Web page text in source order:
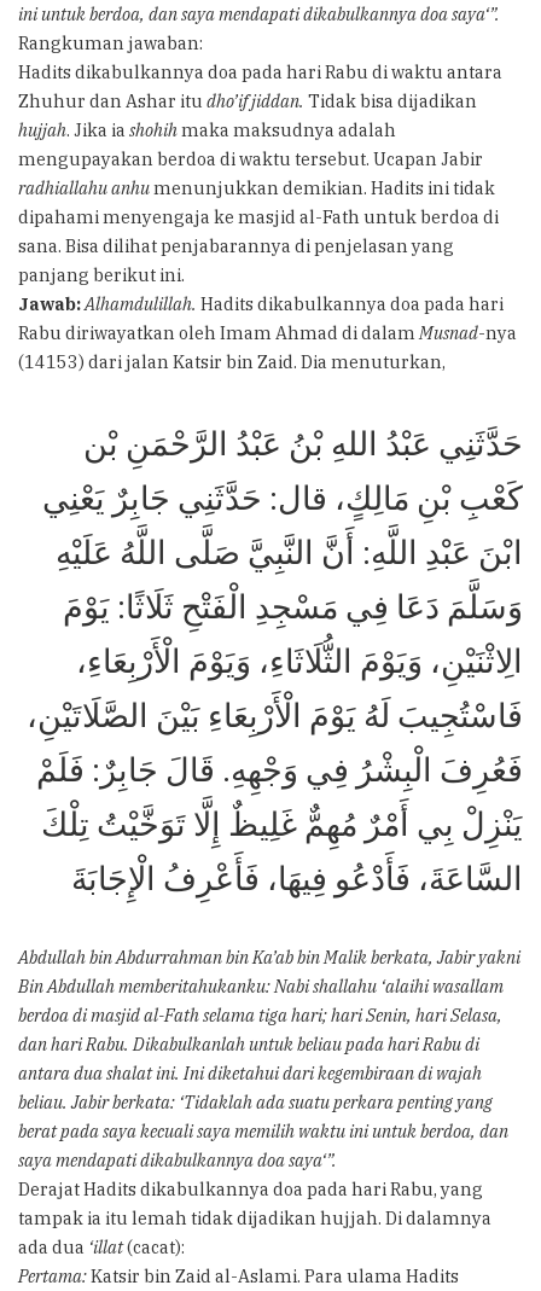
ini untuk berdoa, dan saya mendapati dikabulkannya doa saya‘”.
Rangkuman jawaban:
Hadits dikabulkannya doa pada hari Rabu di waktu antara
Zhuhur dan Ashar itu dho’if jiddan. Tidak bisa dijadikan
hujjah. Jika ia shohihmaka maksudnya adalah
mengupayakan berdoa di waktu tersebut. Ucapan Jabir
radhiallahu anhumenunjukkan demikian. Hadits ini tidak
dipahami menyengaja ke masjid al-Fath untuk berdoa di
sana. Bisa dilihat penjabarannya di penjelasan yang
panjang berikut ini.
Jawab:Alhamdulillah. Hadits dikabulkannya doa pada hari
Rabu diriwayatkan oleh Imam Ahmad di dalam Musnad-nya
(14153) dari jalan Katsir bin Zaid. Dia menuturkan,
حَدَّثَنِي عَبْدُ اللهِ بْنُ عَبْدُ الرَّحْمَنِ بْن
كَعْبِ بْنِ مَالِكٍ، قال: حَدَّثَنِي جَابِرٌ يَعْنِي
ابْنَ عَبْدِ اللَّهِ: أَنَّ النَّبِيَّ صَلَّى اللَّهُ عَلَيْهِ
وَسَلَّمَ دَعَا فِي مَسْجِدِ الْفَتْحِ ثَلَاثًا: يَوْمَ
الِاثْنَيْنِ، وَيَوْمَ الثُّلَاثَاءِ، وَيَوْمَ الْأَرْبِعَاءِ،
فَاسْتُجِيبَ لَهُ يَوْمَ الْأَرْبِعَاءِ بَيْنَ الصَّلَاتَيْنِ،
فَعُرِفَ الْبِشْرُ فِي وَجْهِهِ. قَالَ جَابِرٌ: فَلَمْ
يَنْزِلْ بِي أَمْرٌ مُهِمٌّ غَلِيظٌ إِلَّا تَوَخَّيْتُ تِلْكَ
السَّاعَةَ، فَأَدْعُو فِيهَا، فَأَعْرِفُ الْإِجَابَةَ
Abdullah bin Abdurrahman bin Ka’ab bin Malik berkata, Jabir yakni
Bin Abdullah memberitahukanku: Nabi shallahu ‘alaihi wasallam
berdoa di masjid al-Fath selama tiga hari; hari Senin, hari Selasa,
dan hari Rabu. Dikabulkanlah untuk beliau pada hari Rabu di
antara dua shalat ini. Ini diketahui dari kegembiraan di wajah
beliau. Jabir berkata: ‘Tidaklah ada suatu perkara penting yang
berat pada saya kecuali saya memilih waktu ini untuk berdoa, dan
saya mendapati dikabulkannya doa saya‘”.
Derajat Hadits dikabulkannya doa pada hari Rabu, yang
tampak ia itu lemah tidak dijadikan hujjah. Di dalamnya
ada dua ‘illat(cacat):
Pertama:Katsir bin Zaid al-Aslami. Para ulama Hadits